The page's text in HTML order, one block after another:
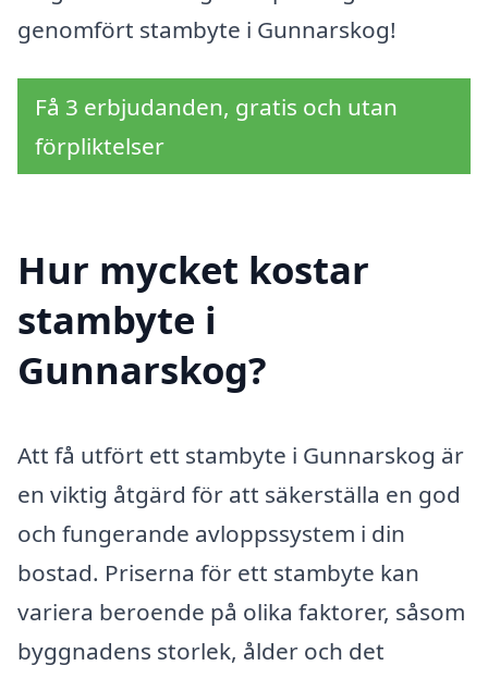
genomfört stambyte i Gunnarskog!
Få 3 erbjudanden, gratis och utan
förpliktelser
Hur mycket kostar
stambyte i
Gunnarskog?
Att få utfört ett stambyte i Gunnarskog är
en viktig åtgärd för att säkerställa en god
och fungerande avloppssystem i din
bostad. Priserna för ett stambyte kan
variera beroende på olika faktorer, såsom
byggnadens storlek, ålder och det